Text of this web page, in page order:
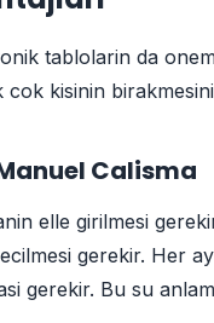
tablolarin da
kisinin
Calisma
elle girilmesi
gerekir. Her ay
gerekir. Bu su